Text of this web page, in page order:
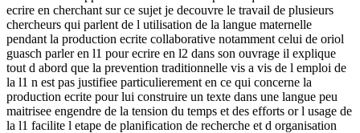
ecrire en cherchant sur ce sujet je decouvre le travail de plusieurs
chercheurs qui parlent de l utilisation de la langue maternelle
pendant la production ecrite collaborative notamment celui de oriol
guasch parler en l1 pour ecrire en l2 dans son ouvrage il explique
tout d abord que la prevention traditionnelle vis a vis de l emploi de
la l1 n est pas justifiee particulierement en ce qui concerne la
production ecrite pour lui construire un texte dans une langue peu
maitrisee engendre de la tension du temps et des efforts or l usage de
la l1 facilite l etape de planification de recherche et d organisation